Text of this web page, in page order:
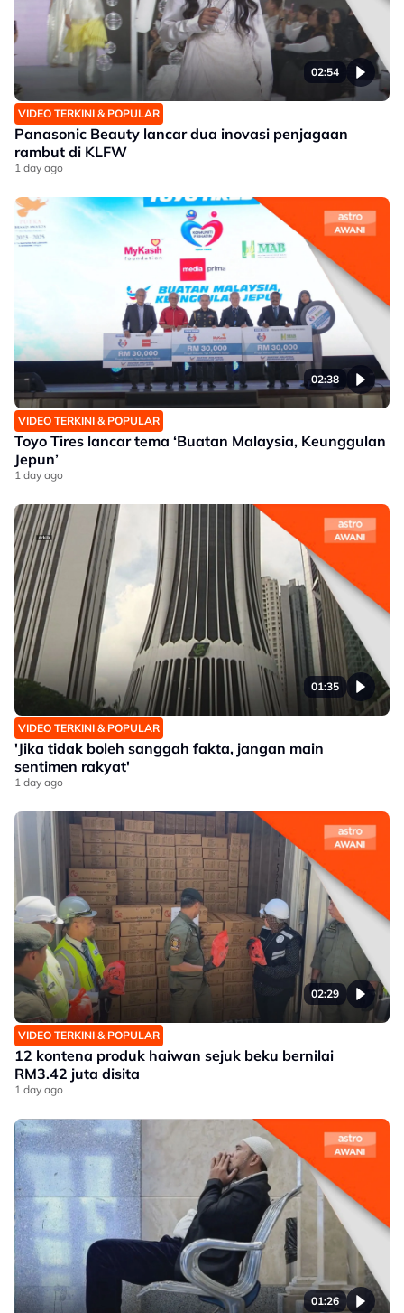
02:54
VIDEO TERKINI & POPULAR
Panasonic Beauty lancar dua inovasi penjagaan
rambut di KLFW
1 day ago
02:38
VIDEO TERKINI & POPULAR
Toyo Tires lancar tema ‘Buatan Malaysia, Keunggulan
Jepun’
1 day ago
01:35
VIDEO TERKINI & POPULAR
'Jika tidak boleh sanggah fakta, jangan main
sentimen rakyat'
1 day ago
02:29
VIDEO TERKINI & POPULAR
12 kontena produk haiwan sejuk beku bernilai
RM3.42 juta disita
1 day ago
01:26